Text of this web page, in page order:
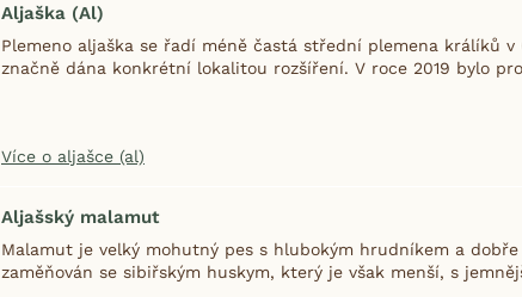
Aljaška (Al)
Plemeno aljaška se řadí méně častá střední plemena králíků
značně dána konkrétní lokalitou rozšíření. V roce 2019 bylo
Více o aljašce (al)
Aljašský malamut
Malamut je velký mohutný pes s hlubokým hrudníkem a dobře
zaměňován se sibiřským huskym, který je však menší, s